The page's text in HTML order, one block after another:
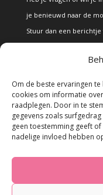
Om de beste ervaringen
cookies om informatie
raadplegen. Door in te
gegevens zoals
geen toestemming geeft
nadelige invloed hebben
je benieuwd naar de
Stuur dan een berichtje
Alle teksten en foto's op
Teksten en foto's van
zonder toestemming
wordt gemaakt van
uitdrukkelijk worden